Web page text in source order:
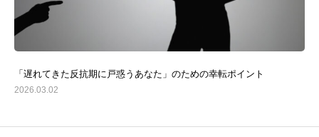
「遅れてきた反抗期に戸惑うあなた」のための幸転ポイント
2026.03.02